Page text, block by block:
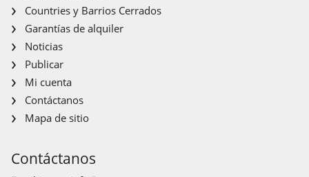
Countries y Barrios Cerrados
Garantías de alquiler
Noticias
Publicar
Mi cuenta
Contáctanos
Mapa de sitio
Contáctanos